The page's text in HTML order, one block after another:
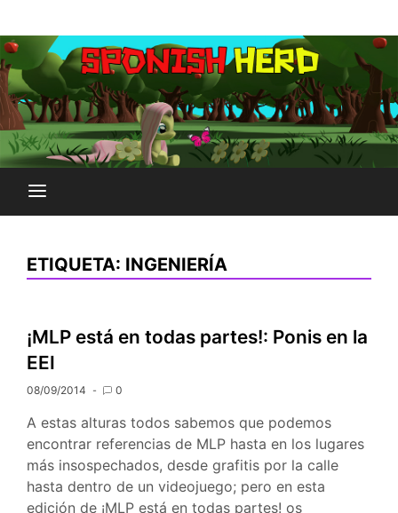
al
contenido
SPONISH HERD
ETIQUETA: INGENIERÍA
¡MLP está en todas partes!: Ponis en la
EEI
08/09/2014 0
A estas alturas todos sabemos que podemos
encontrar referencias de MLP hasta en los lugares
más insospechados, desde grafitis por la calle
hasta dentro de un videojuego; pero en esta
edición de ¡MLP está en todas partes! os